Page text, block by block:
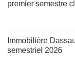
premier semestre
Immobilière
semestriel 2026